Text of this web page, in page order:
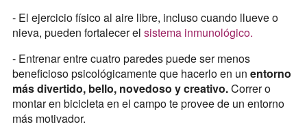
- El ejercicio físico al aire libre, incluso cuando llueve o
nieva, pueden fortalecer el sistema inmunológico.
- Entrenar entre cuatro paredes puede ser menos
beneficioso psicológicamente que hacerlo en un entorno
más divertido, bello, novedoso y creativo.Correr o
montar en bicicleta en el campo te provee de un entorno
más motivador.